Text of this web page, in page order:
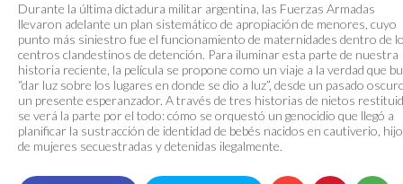
Durante la última dictadura militar argentina, las Fuerzas Armadas
llevaron adelante un plan sistemático de apropiación de menores, cuyo
punto más siniestro fue el funcionamiento de maternidades dentro de
centros clandestinos de detención. Para iluminar esta parte de nuestra
historia reciente, la película se propone como un viaje a la verdad que
“dar luz sobre los lugares en donde se dio a luz”, desde un pasado
un presente esperanzador. A través de tres historias de nietos
se verá la parte por el todo: cómo se orquestó un genocidio que llegó a
planificar la sustracción de identidad de bebés nacidos en cautiverio,
de mujeres secuestradas y detenidas ilegalmente.